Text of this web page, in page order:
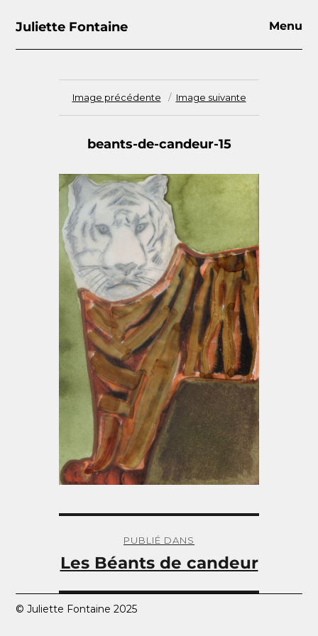
Juliette Fontaine Menu
Image précédente Image suivante
beants-de-candeur-15
PUBLIÉ DANS
Les Béants de candeur
© Juliette Fontaine 2025